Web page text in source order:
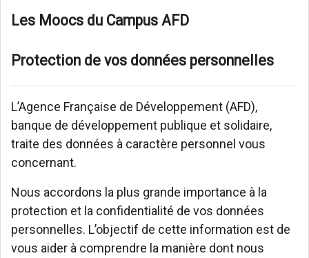
Les Moocs du Campus AFD
Protection de vos données personnelles
L’Agence Française de Développement (AFD),
banque de développement publique et solidaire,
traite des données à caractère personnel vous
concernant.
Nous accordons la plus grande importance à la
protection et la confidentialité de vos données
personnelles. L’objectif de cette information est de
vous aider à comprendre la manière dont nous